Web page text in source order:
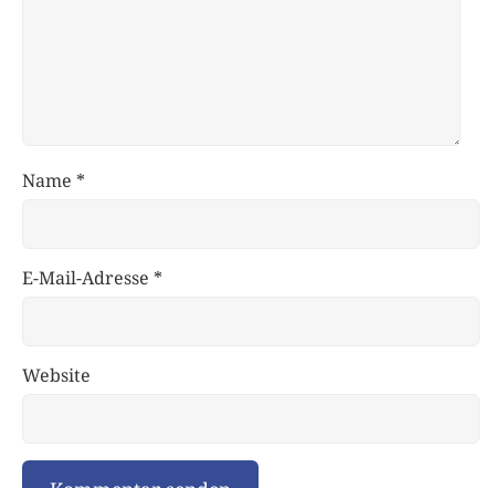
Name *
E-Mail-Adresse *
Website